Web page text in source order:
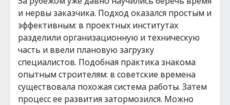
и нервы заказчика. Подход оказался простым и
эффективным: в проектных институтах
разделили организационную и техническую
часть и ввели плановую загрузку
специалистов. Подобная практика знакома
опытным строителям: в советские времена
существовала похожая система работы. Затем
процесс ее развития затормозился. Можно